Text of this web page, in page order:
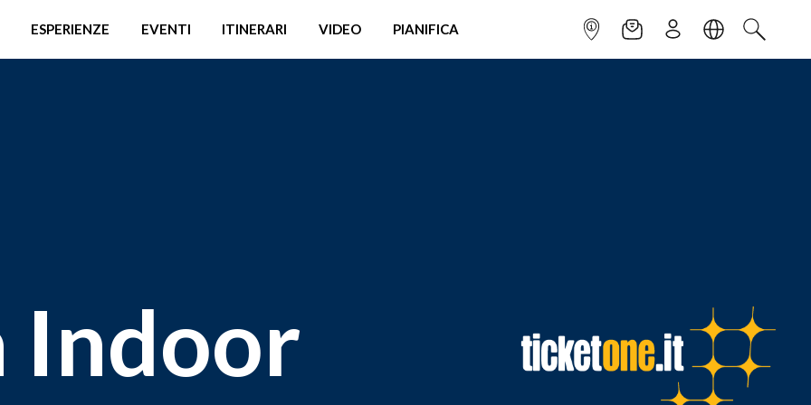
ESPERIENZE EVENTI ITINERARI VIDEO PIANIFICA INFOPOINTNEWSLETTER
ISCRIVITILINGUACERCA
Indoor